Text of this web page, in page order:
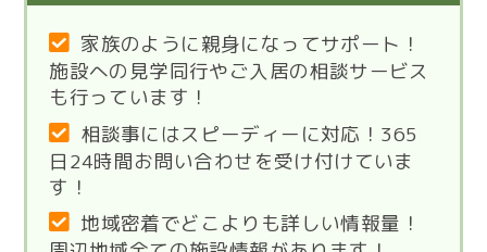
家族のように親身になってサポート！
施設への見学同行やご入居の相談サービス
も行っています！
相談事にはスピーディーに対応！365
日24時間お問い合わせを受け付けていま
す！
地域密着でどこよりも詳しい情報量！